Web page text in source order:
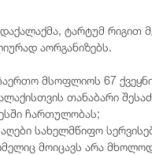
ტარტუმ
აორგანიზებს.
მსოფლიოს 67
თანაბარი
ჩართულობას;
სახელმწიფო
მოიცავს არა